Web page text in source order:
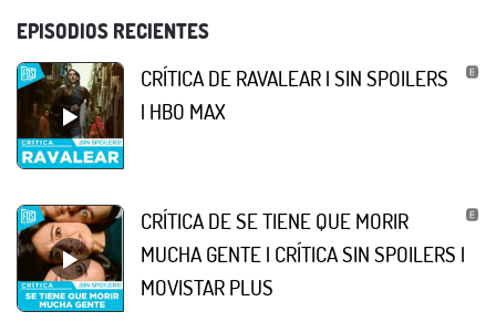
EPISODIOS RECIENTES
CRÍTICA DE RAVALEAR | SIN SPOILERS
| HBO MAX
CRÍTICA DE SE TIENE QUE MORIR
MUCHA GENTE | CRÍTICA SIN SPOILERS |
MOVISTAR PLUS